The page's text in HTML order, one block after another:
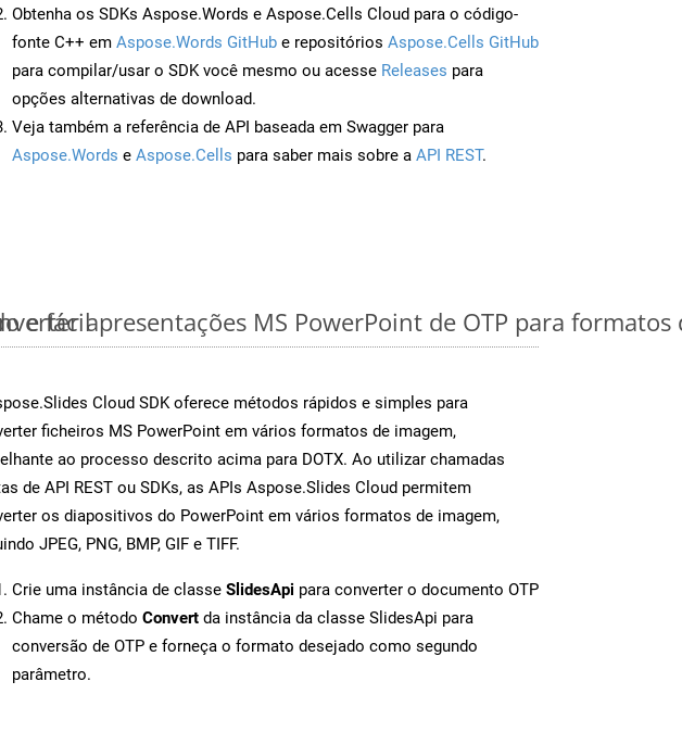
Obtenha os SDKs Aspose.Words e Aspose.Cells Cloud para o código-
fonte C++ em Aspose.Words GitHub e repositórios Aspose.Cells GitHub
para compilar/usar o SDK você mesmo ou acesse Releases para
opções alternativas de download.
Veja também a referência de API baseada em Swagger para
Aspose.Words e Aspose.Cells para saber mais sobre a API REST.
e fácilapresentações MS PowerPoint de OTP para formatos
Cloud SDK oferece métodos rápidos e simples para
ficheiros MS PowerPoint em vários formatos de imagem,
ao processo descrito acima para DOTX. Ao utilizar chamadas
de API REST ou SDKs, as APIs Aspose.Slides Cloud permitem
os diapositivos do PowerPoint em vários formatos de imagem,
JPEG, PNG, BMP, GIF e TIFF.
Crie uma instância de classe SlidesApi para converter o documento OTP
Chame o método Convert da instância da classe SlidesApi para
conversão de OTP e forneça o formato desejado como segundo
parâmetro.